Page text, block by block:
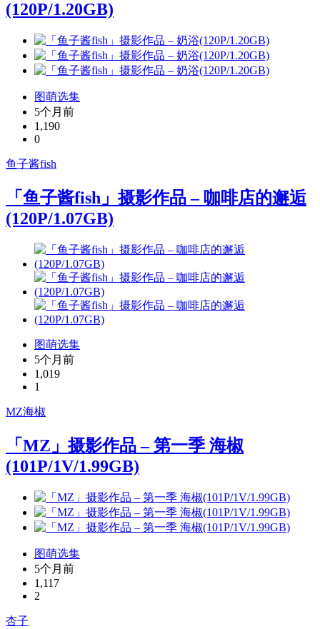
(120P/1.20GB)
图萌选集
5个月前
1,190
0
鱼子酱fish
「鱼子酱fish」摄影作品 – 咖啡店的邂逅
(120P/1.07GB)
图萌选集
5个月前
1,019
1
MZ海椒
「MZ」摄影作品 – 第一季 海椒
(101P/1V/1.99GB)
图萌选集
5个月前
1,117
2
杏子